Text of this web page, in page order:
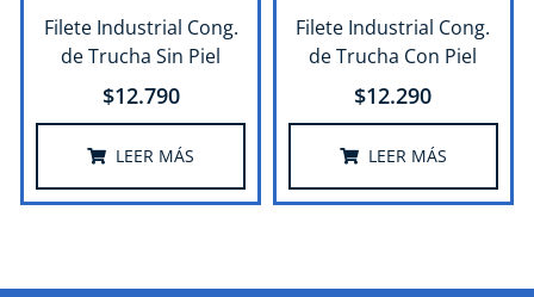
Filete Industrial Cong.
de Trucha Sin Piel
$12.790
LEER MÁS
Filete Industrial Cong.
de Trucha Con Piel
$12.290
LEER MÁS